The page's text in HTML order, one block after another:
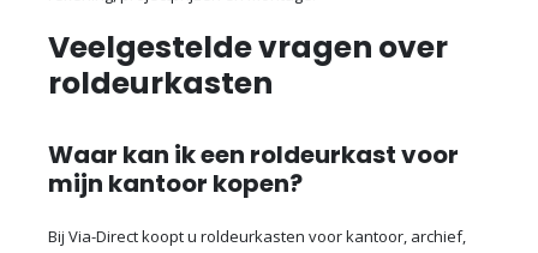
Veelgestelde vragen over
roldeurkasten
Waar kan ik een roldeurkast voor
mijn kantoor kopen?
Bij Via-Direct koopt u roldeurkasten voor kantoor, archief,